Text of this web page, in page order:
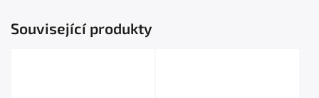
Související produkty